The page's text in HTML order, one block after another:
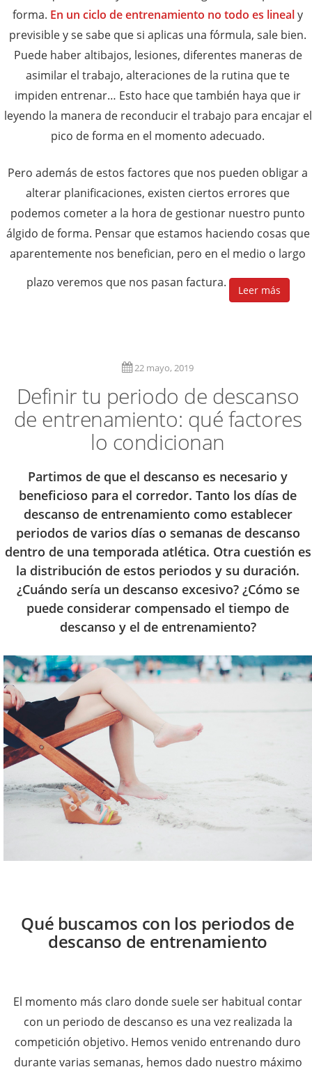
forma. En un ciclo de entrenamiento no todo es linealy
previsible y se sabe que si aplicas una fórmula, sale bien.
Puede haber altibajos, lesiones, diferentes maneras de
asimilar el trabajo, alteraciones de la rutina que te
impiden entrenar… Esto hace que también haya que ir
leyendo la manera de reconducir el trabajo para encajar el
pico de forma en el momento adecuado.
Pero además de estos factores que nos pueden obligar a
alterar planificaciones, existen ciertos errores que
podemos cometer a la hora de gestionar nuestro punto
álgido de forma. Pensar que estamos haciendo cosas que
aparentemente nos benefician, pero en el medio o largo
plazo veremos que nos pasan factura.
Leer más
22 mayo, 2019
Definir tu periodo de descanso
de entrenamiento: qué factores
lo condicionan
Partimos de que el descanso es necesario y
beneficioso para el corredor. Tanto los días de
descanso de entrenamiento como establecer
periodos de varios días o semanas de descanso
dentro de una temporada atlética. Otra cuestión es
la distribución de estos periodos y su duración.
¿Cuándo sería un descanso excesivo? ¿Cómo se
puede considerar compensado el tiempo de
descanso y el de entrenamiento?
Qué buscamos con los periodos de
descanso de entrenamiento
El momento más claro donde suele ser habitual contar
con un periodo de descanso es una vez realizada la
competición objetivo. Hemos venido entrenando duro
durante varias semanas, hemos dado nuestro máximo